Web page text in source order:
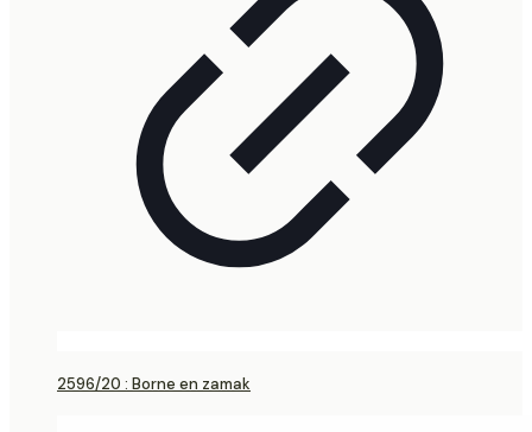
2596/20 : Borne en zamak